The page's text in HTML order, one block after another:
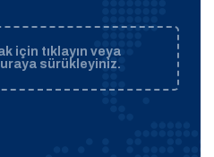
için tıklayın veya
sürükleyiniz.